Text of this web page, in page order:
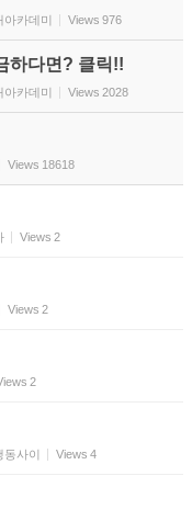
카데미 Views 976
하다면? 클릭!!
카데미 Views 2028
Views 18618
Views 2
Views 2
2
사이 Views 4